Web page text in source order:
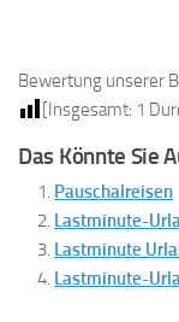
Bewertung unserer
[Insgesamt: 1
Das Könnte Sie
Pauschalreisen
Lastminute-
Lastminute
Lastminute-